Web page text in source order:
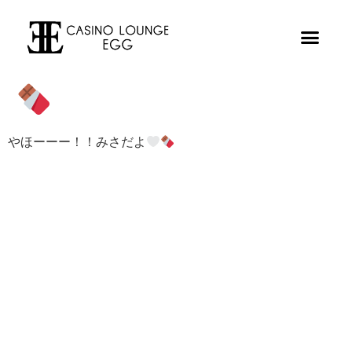
やほーーー！！みさだよ